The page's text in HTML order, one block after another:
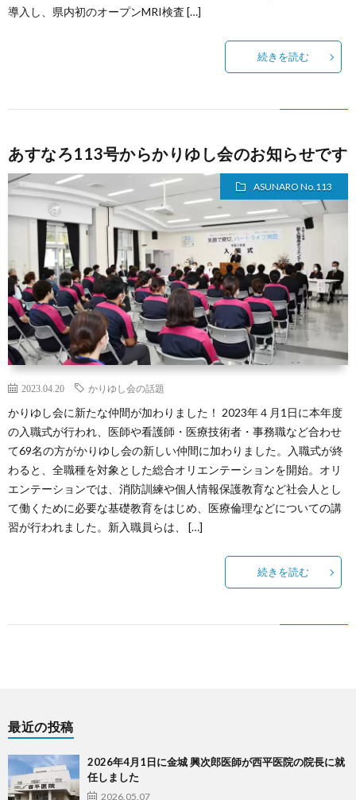
導入し、県内初のオープンMRI検査 […]
続きを読む
あすなろ113号からかりゆし会のお知らせです
ASUNARO No.113
2023.04.20 かりゆし会の話題
かりゆし会に新たな仲間が加わりました！ 2023年４月1日に本年度
の入職式が行われ、医師や看護師・医療技術者・事務職など合わせ
て69名の方がかりゆし会の新しい仲間に加わりました。入職式が終
わると、全職種を対象とした総合オリエンテーションを開始。オリ
エンテーションでは、消防訓練や個人情報保護教育など社会人とし
て働くために必要な基礎教育をはじめ、医療倫理などについての講
習が行われました。新入職員らは、 […]
続きを読む
最近の投稿
2026年4月1日に金城 興次郎医師が西平医院の院長に就
任しました
2026.05.07